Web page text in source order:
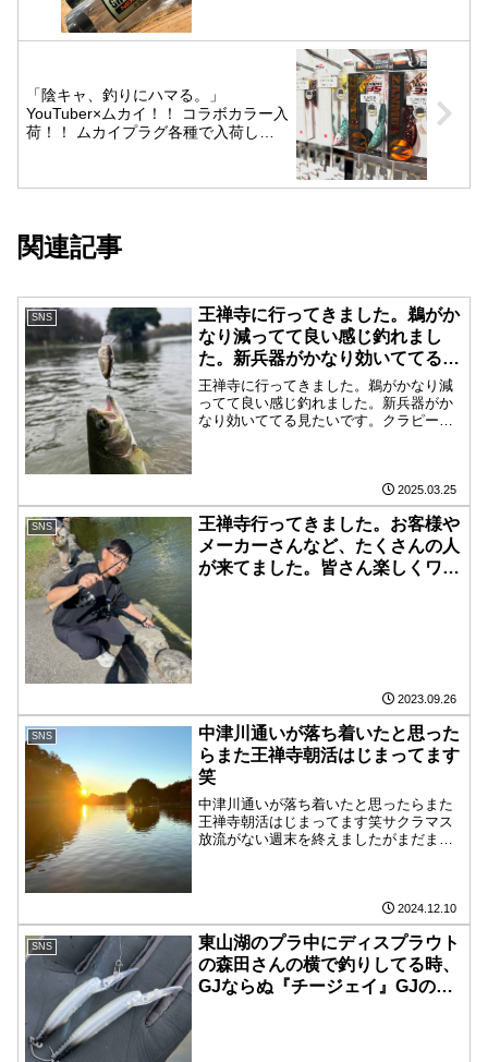
「陰キャ、釣りにハマる。」
YouTuber×ムカイ！！ コラボカラー入
荷！！ ムカイプラグ各種で入荷しま
関連記事
SNS
王禅寺に行ってきました。鵜がか
なり減ってて良い感じ釣れまし
た。新兵器がかなり効いててる見
たいです。
王禅寺に行ってきました。鵜がかなり減
ってて良い感じ釣れました。新兵器がか
なり効いててる見たいです。クラピー
2025.03.25
SNS
王禅寺行ってきました。お客様や
メーカーさんなど、たくさんの人
が来てました。皆さん楽しくワイ
リーブがめっちゃ良かったです。
現地でも売ってるので釣れなくて
困ったら買ってみてください。
2023.09.26
SNS
中津川通いが落ち着いたと思った
らまた王禅寺朝活はじまってます
笑
中津川通いが落ち着いたと思ったらまた
王禅寺朝活はじまってます笑サクラマス
放流がない週末を終えましたがまだまだ
ーな誘いが🙆ここ最近はニジ... 2024.12.10
SNS
東山湖のプラ中にディスプラウト
の森田さんの横で釣りしてる時、
GJならぬ『チージェイ』GJのダ